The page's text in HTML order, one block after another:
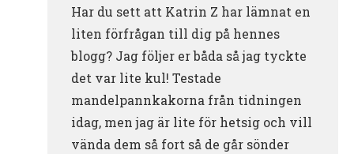
Har du sett att Katrin Z har lämnat en
liten förfrågan till dig på hennes
blogg? Jag följer er båda så jag tyckte
det var lite kul! Testade
mandelpannkakorna från tidningen
idag, men jag är lite för hetsig och vill
vända dem så fort så de går sönder